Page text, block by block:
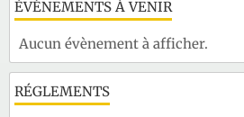
ÉVÈNEMENTS À VENIR
Aucun évènement à afficher.
RÉGLEMENTS